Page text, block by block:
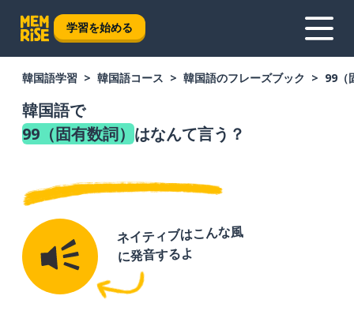
学習を始める
韓国語学習 韓国語コース 韓国語のフレーズブック 99（
韓国語で
99（固有数詞）はなんて言う？
ネイティブはこんな風
に発音するよ